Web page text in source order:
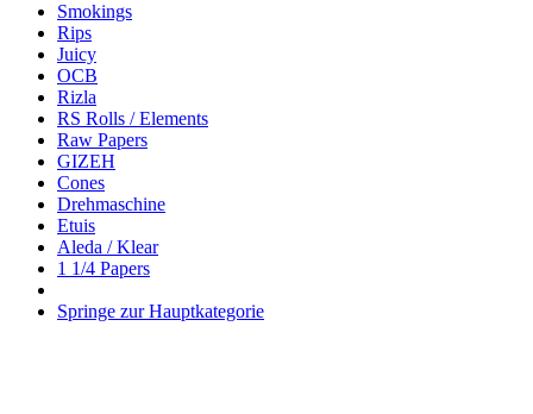
Smokings
Rips
Juicy
OCB
Rizla
RS Rolls / Elements
Raw Papers
GIZEH
Cones
Drehmaschine
Etuis
Aleda / Klear
1 1/4 Papers
Springe zur Hauptkategorie